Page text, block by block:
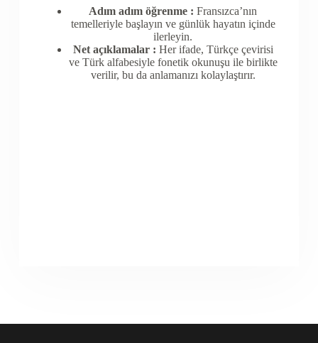
Adım adım öğrenme : Fransızca’nın
temelleriyle başlayın ve günlük hayatın içinde
ilerleyin.
Net açıklamalar : Her ifade, Türkçe çevirisi
ve Türk alfabesiyle fonetik okunuşu ile birlikte
verilir, bu da anlamanızı kolaylaştırır.